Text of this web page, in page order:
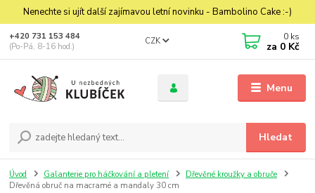
Nenechte si ujít další zajímavou letní novinku - Bambolino Cake :-)
Menu
CZK
Hledat
+420 731 153 484
(Po-Pá, 8-16 hod.)
0 ks
za 0 Kč
Úvod Galanterie pro háčkování a pletení
Dřevěné kroužky a obruče
Dřevěná obruč na macramé a mandaly 30 cm